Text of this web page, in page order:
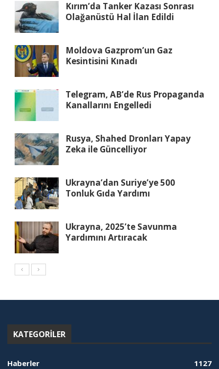
Kırım’da Tanker Kazası Sonrası
Olağanüstü Hal İlan Edildi
Moldova Gazprom’un Gaz
Kesintisini Kınadı
Telegram, AB’de Rus Propaganda
Kanallarını Engelledi
Rusya, Shahed Dronları Yapay
Zeka ile Güncelliyor
Ukrayna’dan Suriye’ye 500
Tonluk Gıda Yardımı
Ukrayna, 2025’te Savunma
Yardımını Artıracak
KATEGORILER
Haberler
1127